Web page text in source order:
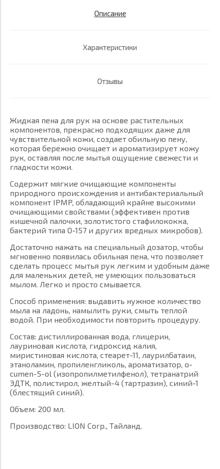
Описание
Характеристики
Отзывы
Жидкая пена для рук на основе растительных
компонентов, прекрасно подходящих даже для
чувствительной кожи, создает обильную пену,
которая бережно очищает и ароматизирует кожу
рук, оставляя после мытья ощущение свежести и
гладкости кожи.
Содержит мягкие очищающие компоненты
природного происхождения и антибактериальный
компонент IPMP, обладающий крайне высокими
очищающими свойствами (эффективен против
кишечной палочки, золотистого стафилококка,
бактерий типа О-157 и других вредных микробов).
Достаточно нажать на специальный дозатор, чтобы
мгновенно появилась обильная пена, что позволяет
сделать процесс мытья рук легким и удобным даже
для маленьких детей, не умеющих пользоваться
мылом. Легко и просто смывается.
Способ применения: выдавить нужное количество
мыла на ладонь, намылить руки, смыть теплой
водой. При необходимости повторить процедуру.
Состав: дистиллированная вода, глицерин,
лауриновая кислота, гидроксид калия,
миристиновая кислота, стеарет-11, лаурилбатаин,
этаноламин, пропиленгликоль, ароматизатор, o-
cumen-5-ol (изопропилметилфенол), тетранатрий
ЭДТК, полистирол, желтый-4 (тартразин), синий-1
(блестящий синий).
Объем: 200 мл.
Производство: LION Corp., Тайланд.